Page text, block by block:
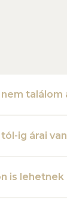
találom
ig árai
is